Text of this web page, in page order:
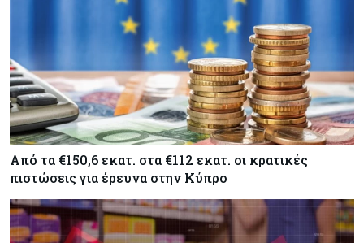
Από τα €150,6 εκατ. στα €112 εκατ. οι κρατικές
πιστώσεις για έρευνα στην Κύπρο